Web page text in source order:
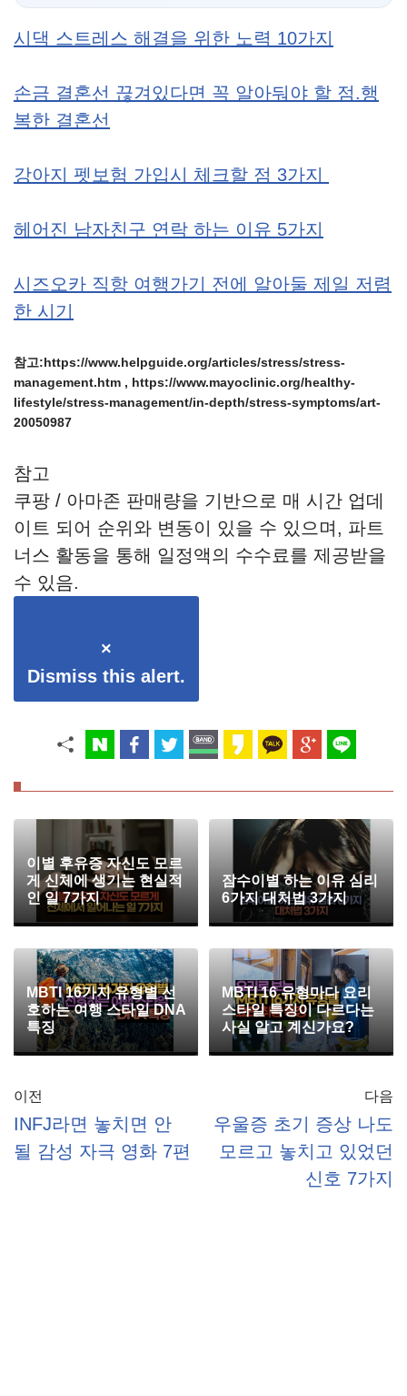
시댁 스트레스 해결을 위한 노력 10가지
손금 결혼선 끊겨있다면 꼭 알아둬야 할 점.행
복한 결혼선
강아지 펫보험 가입시 체크할 점 3가지
헤어진 남자친구 연락 하는 이유 5가지
시즈오카 직항 여행가기 전에 알아둘 제일 저렴
한 시기
참고:https://www.helpguide.org/articles/stress/stress-
management.htm , https://www.mayoclinic.org/healthy-
lifestyle/stress-management/in-depth/stress-symptoms/art-
20050987
참고
쿠팡 / 아마존 판매량을 기반으로 매 시간 업데
이트 되어 순위와 변동이 있을 수 있으며, 파트
너스 활동을 통해 일정액의 수수료를 제공받을
수 있음.
×
Dismiss this alert.
이별 후유증 자신도 모르
게 신체에 생기는 현실적
인 일 7가지
잠수이별 하는 이유 심리
6가지 대처법 3가지
MBTI 16가지 유형별 선
호하는 여행 스타일 DNA
특징
MBTI 16 유형마다 요리
스타일 특징이 다르다는
사실 알고 계신가요?
이전
INFJ라면 놓치면 안
될 감성 자극 영화 7편
다음
우울증 초기 증상 나도
모르고 놓치고 있었던
신호 7가지